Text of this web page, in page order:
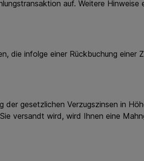
auf. Weitere
infolge einer Rückbuchung einer
gesetzlichen Verzugszinsen in
versandt wird, wird Ihnen eine